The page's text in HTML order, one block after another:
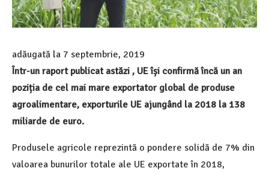
adăugată la 7 septembrie, 2019
Într-un raport publicat astăzi , UE își confirmă încă un an
poziția de cel mai mare exportator global de produse
agroalimentare, exporturile UE ajungând la 2018 la 138
miliarde de euro.
Produsele agricole reprezintă o pondere solidă de 7% din
valoarea bunurilor totale ale UE exportate în 2018,